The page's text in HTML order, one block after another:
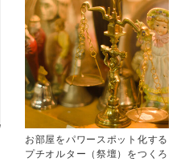
お部屋をパワースポット化する
プチオルター（祭壇）をつくろ